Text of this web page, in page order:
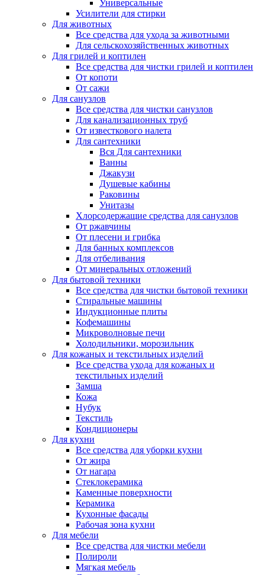
Универсальные
Усилители для стирки
Для животных
Все средства для ухода за животными
Для сельскохозяйственных животных
Для грилей и коптилен
Все средства для чистки грилей и коптилен
От копоти
От сажи
Для санузлов
Все средства для чистки санузлов
Для канализационных труб
От известкового налета
Для сантехники
Вся Для сантехники
Ванны
Джакузи
Душевые кабины
Раковины
Унитазы
Хлорсодержащие средства для санузлов
От ржавчины
От плесени и грибка
Для банных комплексов
Для отбеливания
От минеральных отложений
Для бытовой техники
Все средства для чистки бытовой техники
Стиральные машины
Индукционные плиты
Кофемашины
Микроволновые печи
Холодильники, морозильник
Для кожаных и текстильных изделий
Все средства ухода для кожаных и
текстильных изделий
Замша
Кожа
Нубук
Текстиль
Кондиционеры
Для кухни
Все средства для уборки кухни
От жира
От нагара
Стеклокерамика
Каменные поверхности
Керамика
Кухонные фасады
Рабочая зона кухни
Для мебели
Все средства для чистки мебели
Полироли
Мягкая мебель